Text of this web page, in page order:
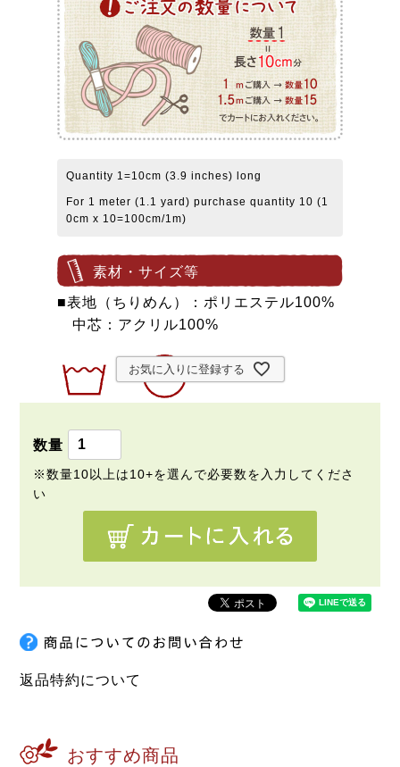
Quantity 1=10cm (3.9 inches) long
For 1 meter (1.1 yard) purchase quantity 10 (1
0cm x 10=100cm/1m)
素材・サイズ等
■表地（ちりめん）：ポリエステル100%
中芯：アクリル100%
お気に入りに登録する
返品特約について
おすすめ商品